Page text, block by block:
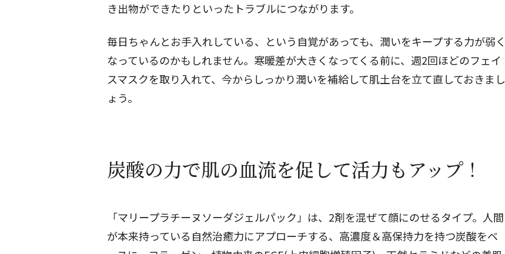
き出物ができたりといったトラブルにつながります。
毎日ちゃんとお手入れしている、という自覚があっても、潤いをキープする力が弱く
なっているのかもしれません。寒暖差が大きくなってくる前に、週2回ほどのフェイ
スマスクを取り入れて、今からしっかり潤いを補給して肌土台を立て直しておきまし
ょう。
炭酸の力で肌の血流を促して活力もアップ！
「マリープラチーヌソーダジェルパック」は、2剤を混ぜて顔にのせるタイプ。人間
が本来持っている自然治癒力にアプローチする、高濃度＆高保持力を持つ炭酸をベ